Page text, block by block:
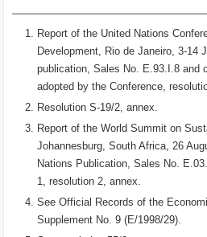
Report of the United Nations
Development, Rio de Janeiro, 3-14
publication, Sales No. E.93.I.8 and
adopted by the Conference,
Resolution S-19/2, annex.
Report of the World Summit on
Johannesburg, South Africa, 26
Nations Publication, Sales No.
1, resolution 2, annex.
See Official Records of the
Supplement No. 9 (E/1998/29).